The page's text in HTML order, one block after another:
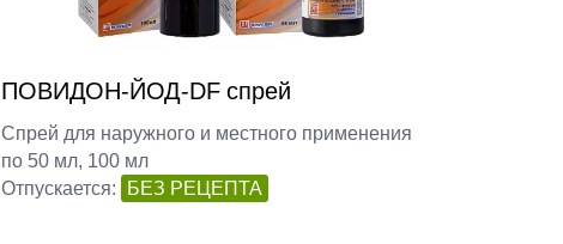
ПОВИДОН-ЙОД-DF спрей
Спрей для наружного и местного применения
по 50 мл, 100 мл
Отпускается:
БЕЗ РЕЦЕПТА